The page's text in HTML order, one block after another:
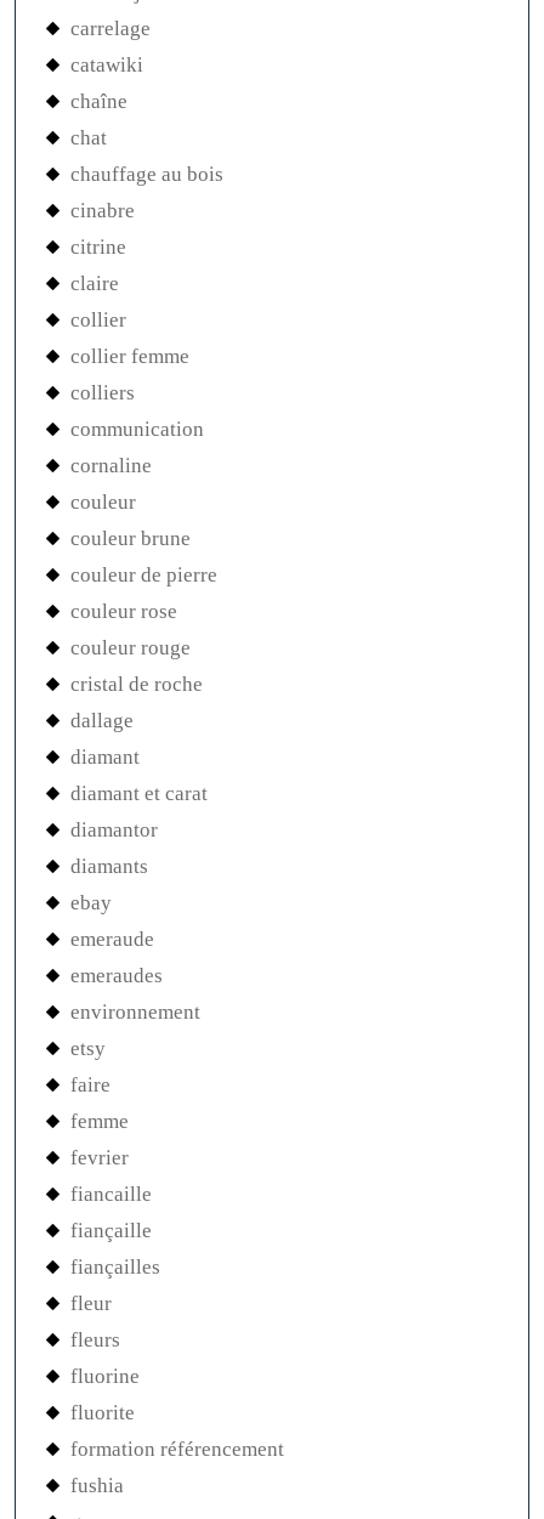
carrelage
catawiki
chaîne
chat
chauffage au bois
cinabre
citrine
claire
collier
collier femme
colliers
communication
cornaline
couleur
couleur brune
couleur de pierre
couleur rose
couleur rouge
cristal de roche
dallage
diamant
diamant et carat
diamantor
diamants
ebay
emeraude
emeraudes
environnement
etsy
faire
femme
fevrier
fiancaille
fiançaille
fiançailles
fleur
fleurs
fluorine
fluorite
formation référencement
fushia